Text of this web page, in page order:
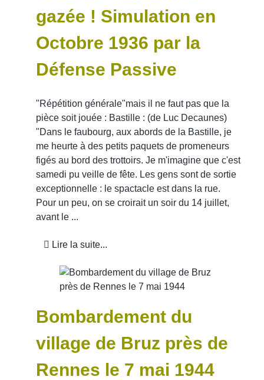
ÉTÉ 44
gazée ! Simulation en
Octobre 1936 par la
Défense Passive
"Répétition générale"mais il ne faut pas que la
pièce soit jouée : Bastille : (de Luc Decaunes)
"Dans le faubourg, aux abords de la Bastille, je
me heurte à des petits paquets de promeneurs
figés au bord des trottoirs. Je m'imagine que c'est
samedi pu veille de fête. Les gens sont de sortie
exceptionnelle : le spactacle est dans la rue.
Pour un peu, on se croirait un soir du 14 juillet,
avant le ...
Lire la suite...
Bombardement du
village de Bruz près de
Rennes le 7 mai 1944